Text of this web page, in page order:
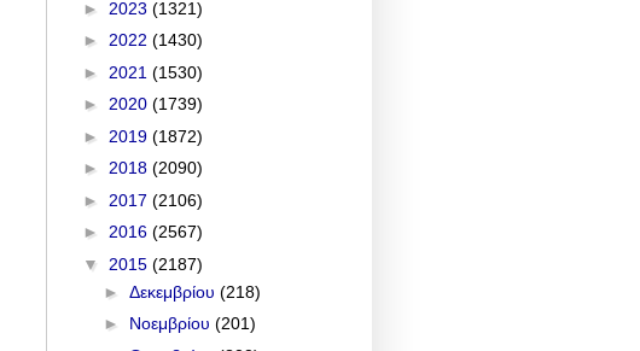
► 2023 (1321)
► 2022 (1430)
► 2021 (1530)
► 2020 (1739)
► 2019 (1872)
► 2018 (2090)
► 2017 (2106)
► 2016 (2567)
▼ 2015 (2187)
► Δεκεμβρίου (218)
► Νοεμβρίου (201)